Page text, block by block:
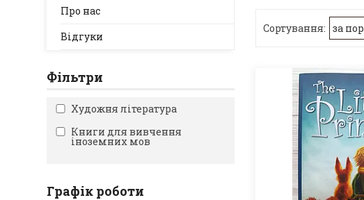
Про нас
Відгуки
Фільтри
Художня література
Книги для вивчення
іноземних мов
Графік роботи